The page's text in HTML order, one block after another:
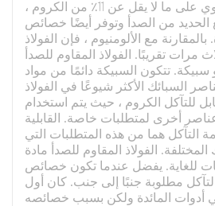
على الحديد والتي تحتوي على ما لا يقل عن 11٪ من الكروم ،
الحديد من الصدأ وتوفر أيضًا خصائص
مع الألومنيوم ، فإن الفولاذ
مرات تقريبًا. الفولاذ المقاوم للصدأ
سبيكة. تتكون السبيكة دائمًا من مواد
السبائك الأكثر شيوعًا في الفولاذ
للتآكل الكروم ، حيث يتم استخدام
أخرى لمتطلبات خاصة. القابلية
التآكل هما من هذه المتطلبات التي
الفولاذ المقاوم للصدأ مادة
للغاية. يفضل عندما تكون خصائص
التآكل مطلوبة جنبًا إلى جنب. كان أول
أدوات المائدة ولكن بسبب خصائصه